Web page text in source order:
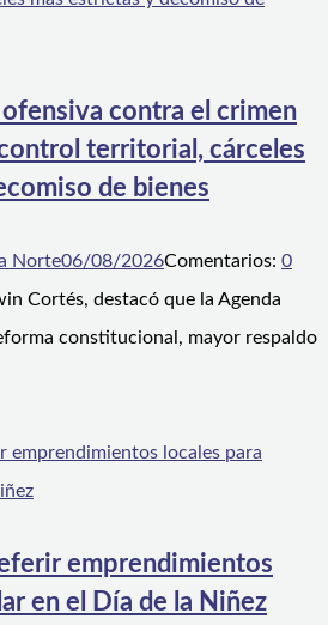
contra el crimen
territorial, cárceles
de bienes
Norte06/08/2026Comentarios: 0
Cortés, destacó que la Agenda
constitucional, mayor respaldo
emprendimientos
en el Día de la Niñez